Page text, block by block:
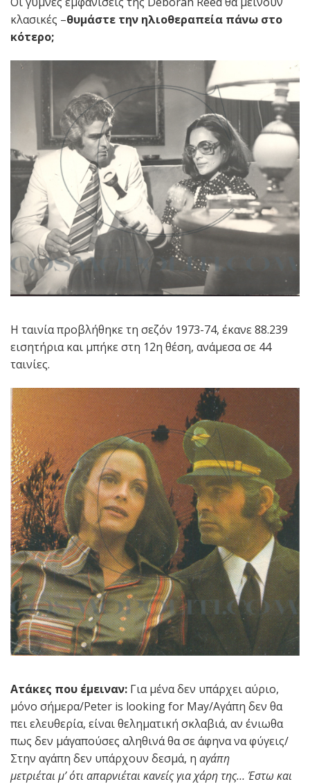
κλασικές –θυμάστε την ηλιοθεραπεία πάνω στο
κότερο;
Η ταινία προβλήθηκε τη σεζόν 1973-74, έκανε 88.239
εισητήρια και μπήκε στη 12η θέση, ανάμεσα σε 44
ταινίες.
Ατάκες που έμειναν: Για μένα δεν υπάρχει αύριο,
μόνο σήμερα/Peter is looking for May/Aγάπη δεν θα
πει ελευθερία, είναι θεληματική σκλαβιά, αν ένιωθα
πως δεν μ΄αγαπούσες αληθινά θα σε άφηνα να φύγεις/
Στην αγάπη δεν υπάρχουν δεσμά, η αγάπη
μετριέται μ’ότι απαρνιέται κανείς για χάρη της… Έστω και